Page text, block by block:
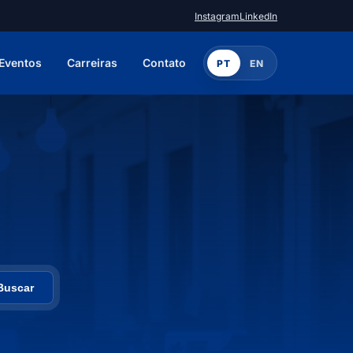
InstagramLinkedIn
Carreiras Contato PT EN